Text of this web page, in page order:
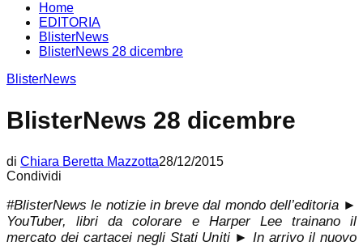
Home
EDITORIA
BlisterNews
BlisterNews 28 dicembre
BlisterNews
BlisterNews 28 dicembre
di Chiara Beretta Mazzotta28/12/2015
Condividi
#BlisterNews le notizie in breve dal mondo dell’editoria ►
YouTuber, libri da colorare e Harper Lee trainano il
mercato dei cartacei negli Stati Uniti ► In arrivo il nuovo